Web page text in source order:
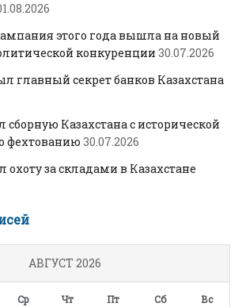
этого года вышла на новый
конкуренции 30.07.2026
главный секрет банков Казахстана
сборную Казахстана с исторической
фехтованию 30.07.2026
за складами в Казахстане
АВГУСТ 2026
Ср Чт Пт Сб Вс